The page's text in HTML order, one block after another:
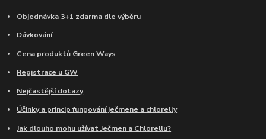
Objednávka 3+1 zdarma dle výběru
Dávkování
Cena produktů Green Ways
Registrace u GW
Nejčastější dotazy
Účinky a princip fungování ječmene a chlorelly
Jak dlouho mohu užívat Ječmen a Chlorellu?